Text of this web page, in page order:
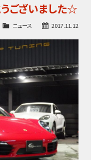
ございました☆
2017.11.12
ニュース